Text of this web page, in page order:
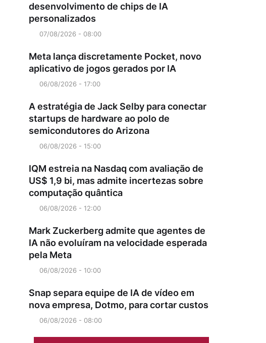
desenvolvimento de chips de IA
personalizados
07/08/2026 - 08:00
Meta lança discretamente Pocket, novo
aplicativo de jogos gerados por IA
06/08/2026 - 17:00
A estratégia de Jack Selby para conectar
startups de hardware ao polo de
semicondutores do Arizona
06/08/2026 - 15:00
IQM estreia na Nasdaq com avaliação de
US$ 1,9 bi, mas admite incertezas sobre
computação quântica
06/08/2026 - 12:00
Mark Zuckerberg admite que agentes de
IA não evoluíram na velocidade esperada
pela Meta
06/08/2026 - 10:00
Snap separa equipe de IA de vídeo em
nova empresa, Dotmo, para cortar custos
06/08/2026 - 08:00